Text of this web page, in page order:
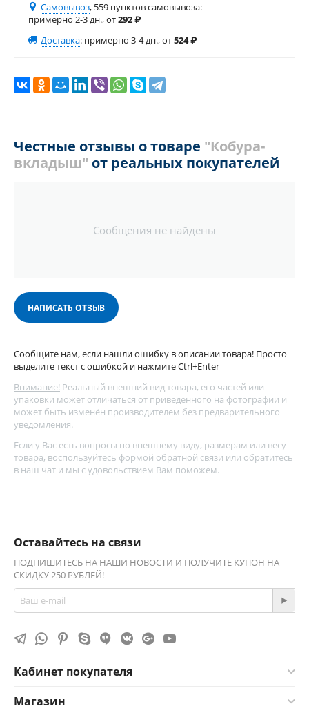
Самовывоз, 559 пунктов самовывоза:
примерно 2-3 дн., от292₽
Доставка: примерно 3-4 дн., от524₽
Честные отзывы о товаре "Кобура-
вкладыш" от реальных покупателей
Сообщения не найдены
НАПИСАТЬ ОТЗЫВ
Сообщите нам, если нашли ошибку в описании товара! Просто
выделите текст с ошибкой и нажмите Ctrl+Enter
Внимание! Реальный внешний вид товара, его частей или
упаковки может отличаться от приведенного на фотографии и
может быть изменён производителем без предварительного
уведомления.
Если у Вас есть вопросы по внешнему виду, размерам или весу
товара, воспользуйтесь формой обратной связи или обратитесь
в наш чат и мы с удовольствием Вам поможем.
Оставайтесь на связи
ПОДПИШИТЕСЬ НА НАШИ НОВОСТИ И ПОЛУЧИТЕ КУПОН НА
СКИДКУ 250 РУБЛЕЙ!
Кабинет покупателя
Магазин